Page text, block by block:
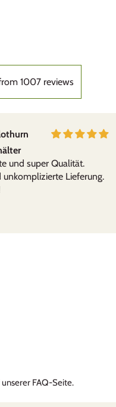
gerne im Gebrauch.
sonstige
1007 reviews
und super Qualität.
unkomplizierte Lieferung.
FAQ-Seite.